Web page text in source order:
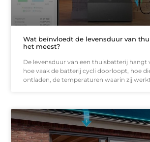
Wat beïnvloedt de levensduur van
het meest?
De levensduur van een thuisbatterij hangt
hoe vaak de batterij cycli doorloopt, hoe
ontladen, de temperaturen waarin zij werkt